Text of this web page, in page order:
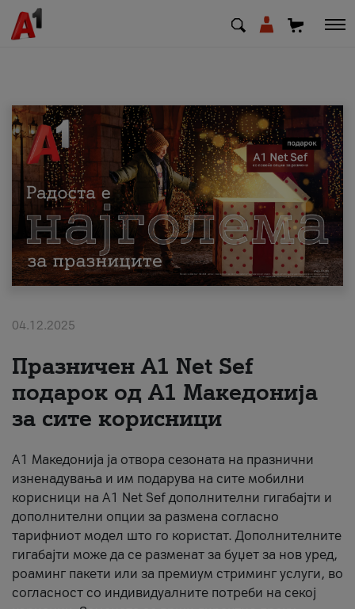
МК EN SQ
Приватни Деловни
Поддршка
Надополни кредит
За нас
#ПодобарОнлајн
04.12.2025
Празничен A1 Net Sеf
подарок од А1 Македонија
за сите корисници
А1 Македонија ја отвора сезоната на празнични
изненадувања и им подарува на сите мобилни
корисници на A1 Net Sef дополнителни гигабајти и
дополнителни опции за размена согласно
тарифниот модел што го користат. Дополнителните
гигабајти може да се разменат за буџет за нов уред,
роаминг пакети или за премиум стриминг услуги, во
согласност со индивидуалните потреби на секој